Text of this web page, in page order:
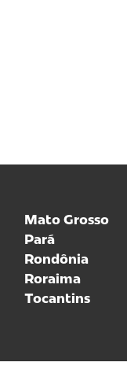
Mato Grosso
Pará
Rondônia
Roraima
Tocantins